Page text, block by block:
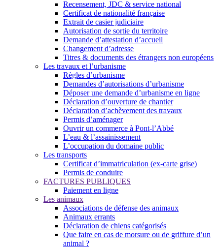
Recensement, JDC & service national
Certificat de nationalité française
Extrait de casier judiciaire
Autorisation de sortie du territoire
Demande d’attestation d’accueil
Changement d’adresse
Titres & documents des étrangers non européens
Les travaux et l’urbanisme
Règles d’urbanisme
Demandes d’autorisations d’urbanisme
Déposer une demande d’urbanisme en ligne
Déclaration d’ouverture de chantier
Déclaration d’achèvement des travaux
Permis d’aménager
Ouvrir un commerce à Pont-l’Abbé
L’eau & l’assainissement
L’occupation du domaine public
Les transports
Certificat d’immatriculation (ex-carte grise)
Permis de conduire
FACTURES PUBLIQUES
Paiement en ligne
Les animaux
Associations de défense des animaux
Animaux errants
Déclaration de chiens catégorisés
Que faire en cas de morsure ou de griffure d’un
animal ?